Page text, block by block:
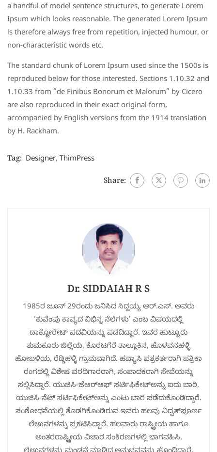
a handful of model sentence structures, to generate Lorem
Ipsum which looks reasonable. The generated Lorem Ipsum
is therefore always free from repetition, injected humour, or
non-characteristic words etc.
The standard chunk of Lorem Ipsum used since the 1500s is
reproduced below for those interested. Sections 1.10.32 and
1.10.33 from “de Finibus Bonorum et Malorum” by Cicero
are also reproduced in their exact original form,
accompanied by English versions from the 1914 translation
by H. Rackham.
Tag: Designer, ThimPress
Share:
Dr. SIDDAIAH R S
1985ರ ಜೂನ್ 29ರಂದು ಜನಿಸಿದ ಸಿದ್ದಯ್ಯ ಆರ್.ಎಸ್. ಅವರು
‘ಕುವೆಂಪು ಕಾವ್ಯದ ವಿಭಿನ್ನ ನೆಲೆಗಳು’ ಎಂಬ ವಿಷಯದಲ್ಲಿ
ಡಾಕ್ಟೋರೇಟ್ ಪದವಿಯನ್ನು ಪಡೆದಿದ್ದಾರೆ. ಇವರ ಹುಟ್ಟೂರು
ತುಮಕೂರು ಜಿಲ್ಲೆಯ, ಕೊರಟಗೆರೆ ತಾಲ್ಲೂಕಿನ, ಹೊಳವನಹಳ್ಳಿ
ಹೋಬಳಿಯ, ರೆಡ್ಡಿಹಳ್ಳಿ ಗ್ರಾಮವಾಗಿದೆ. ಹವ್ಯಾಸಿ ಪತ್ರಕರ್ತರಾಗಿ ಪತ್ರಿಕಾ
ರಂಗದಲ್ಲಿ ವಿಶೇಷ ವರದಿಗಾರರಾಗಿ, ಸಂಪಾದಕರಾಗಿ ಸೇವೆಯನ್ನು
ಸಲ್ಲಿಸಿದ್ದಾರೆ. ಯುಜಿಸಿ-ಜೆಆರ್‌ಆಫ್ ಸರ್ಟಿಫಿಕೇಟ್‌ಅನ್ನು ಐದು ಬಾರಿ,
ಯುಜಿಸಿ-ನೆಟ್ ಸರ್ಟಿಫಿಕೇಟ್‌ಅನ್ನು ಎಂಟು ಬಾರಿ ಪಡೆದುಕೊಂಡಿದ್ದಾರೆ.
ಸಂಶೋಧನೆಯಲ್ಲಿ ತೊಡಗಿಕೊಂಡಿರುವ ಇವರು ಹಲವು ವಿದ್ವತ್‌ಪೂರ್ಣ
ಲೇಖನಗಳನ್ನು ಪ್ರಕಟಿಸಿದ್ದಾರೆ. ಹಲವಾರು ರಾಷ್ಟ್ರೀಯ ಹಾಗೂ
ಅಂತರರಾಷ್ಟ್ರೀಯ ವಿಚಾರ ಸಂಕಿರಣಗಳಲ್ಲಿ ಭಾಗವಹಿಸಿ,